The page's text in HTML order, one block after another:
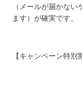
（メールが届かな
ます）が確実です。
【キャンペーン特別